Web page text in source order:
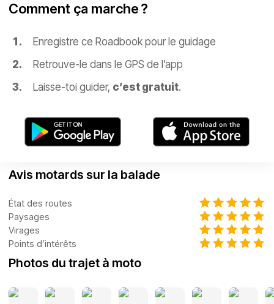
Comment ça marche ?
Enregistre ce Roadbook pour le guidage
Retrouve-le dans le GPS de l’app
Laisse-toi guider, c’est gratuit.
Avis motards sur la balade
État des routes
Paysages
Virages
Points d’intérêts
Photos du trajet à moto